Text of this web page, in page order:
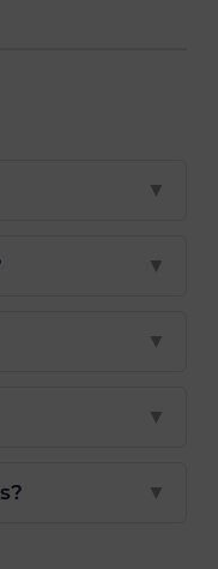
▼
▼
▼
▼
▼